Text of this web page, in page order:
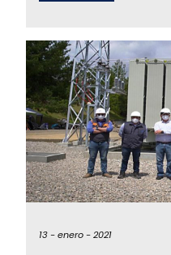
13 -enero -2021